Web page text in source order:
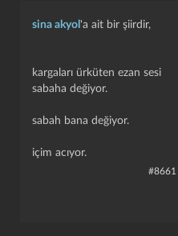
sina akyol 'a ait bir şiirdir,
kargaları ürküten ezan sesi
sabaha değiyor.
sabah bana değiyor.
içim acıyor.
#8661